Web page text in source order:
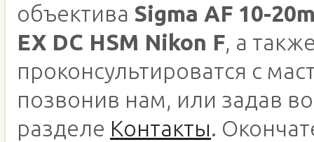
объектива Sigma AF 10-
EX DC HSM Nikon F, а
проконсультироватся с
позвонив нам, или задав
разделе Контакты.